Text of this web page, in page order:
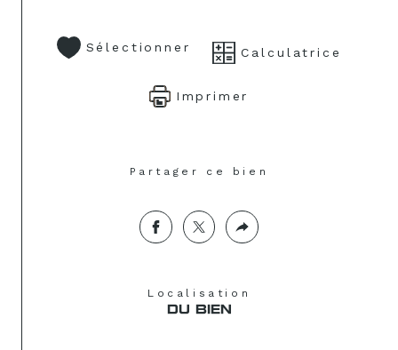
Sélectionner Calculatrice
Imprimer
Partager ce bien
Localisation
DU BIEN